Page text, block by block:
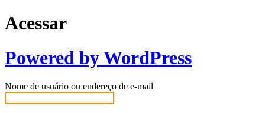
Acessar
Powered by WordPress
Nome de usuário ou endereço de e-mail